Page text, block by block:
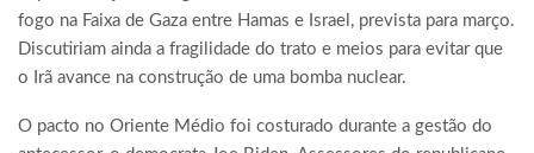
fogo na Faixa de Gaza entre Hamas e Israel, prevista para março.
Discutiriam ainda a fragilidade do trato e meios para evitar que
o Irã avance na construção de uma bomba nuclear.
O pacto no Oriente Médio foi costurado durante a gestão do